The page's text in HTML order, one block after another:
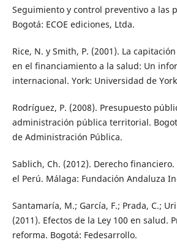
Seguimiento y control preventivo a las
Bogotá: ECOE ediciones, Ltda.
Rice, N. y Smith, P. (2001). La
en el financiamiento a la salud: Un
internacional. York: Universidad de
Rodríguez, P. (2008). Presupuesto
administración pública territorial.
de Administración Pública.
Sablich, Ch. (2012). Derecho
el Perú. Málaga: Fundación Andaluza
Santamaría, M.; García, F.; Prada, C.;
(2011). Efectos de la Ley 100 en salud.
reforma. Bogotá: Fedesarrollo.